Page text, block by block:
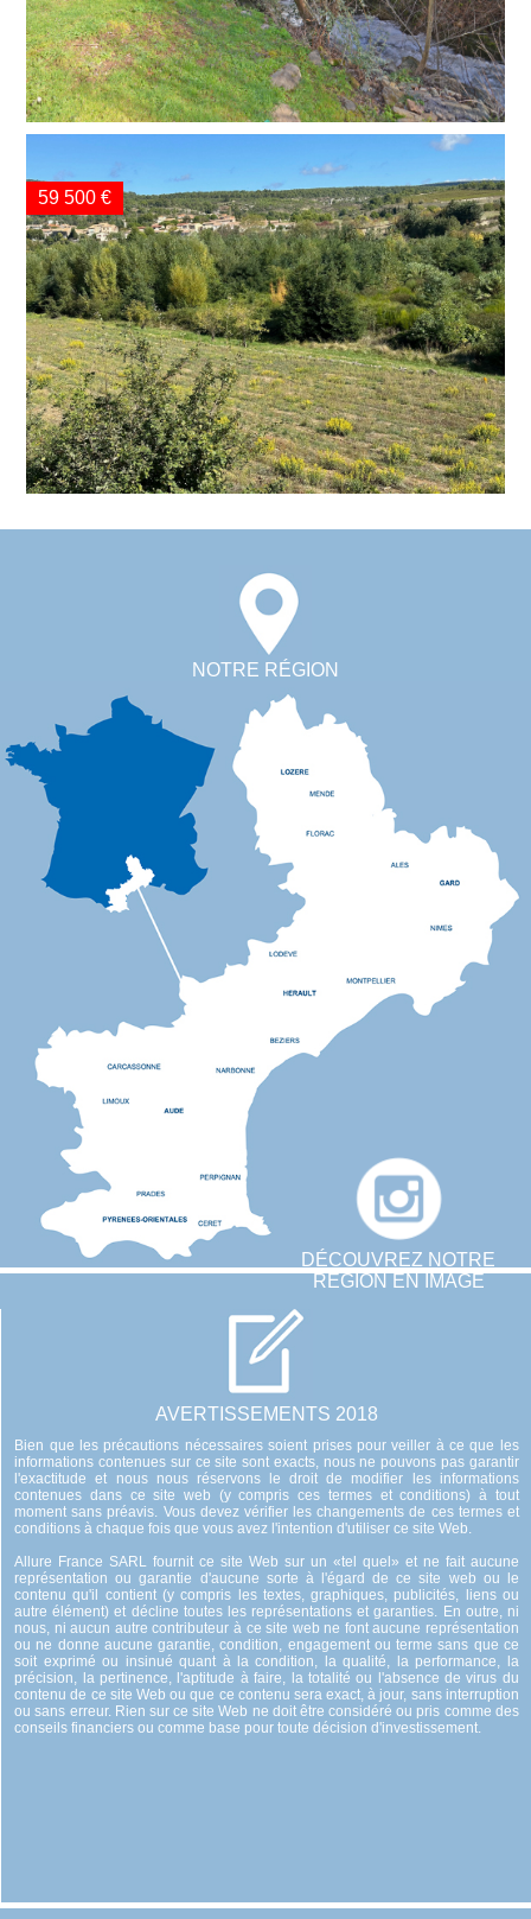
59 500 €
NOTRE RÉGION
DÉCOUVREZ NOTRE
RÉGION EN IMAGE
AVERTISSEMENTS 2018
Bien que les précautions nécessaires soient prises pour veiller à ce que les
informations contenues sur ce site sont exacts, nous ne pouvons pas garantir
l'exactitude et nous nous réservons le droit de modifier les informations
contenues dans ce site web (y compris ces termes et conditions) à tout
moment sans préavis. Vous devez vérifier les changements de ces termes et
conditions à chaque fois que vous avez l'intention d'utiliser ce site Web.
Allure France SARL fournit ce site Web sur un «tel quel» et ne fait aucune
représentation ou garantie d'aucune sorte à l'égard de ce site web ou le
contenu qu'il contient (y compris les textes, graphiques, publicités, liens ou
autre élément) et décline toutes les représentations et garanties. En outre, ni
nous, ni aucun autre contributeur à ce site web ne font aucune représentation
ou ne donne aucune garantie, condition, engagement ou terme sans que ce
soit exprimé ou insinué quant à la condition, la qualité, la performance, la
précision, la pertinence, l'aptitude à faire, la totalité ou l'absence de virus du
contenu de ce site Web ou que ce contenu sera exact, à jour, sans interruption
ou sans erreur. Rien sur ce site Web ne doit être considéré ou pris comme des
conseils financiers ou comme base pour toute décision d'investissement.